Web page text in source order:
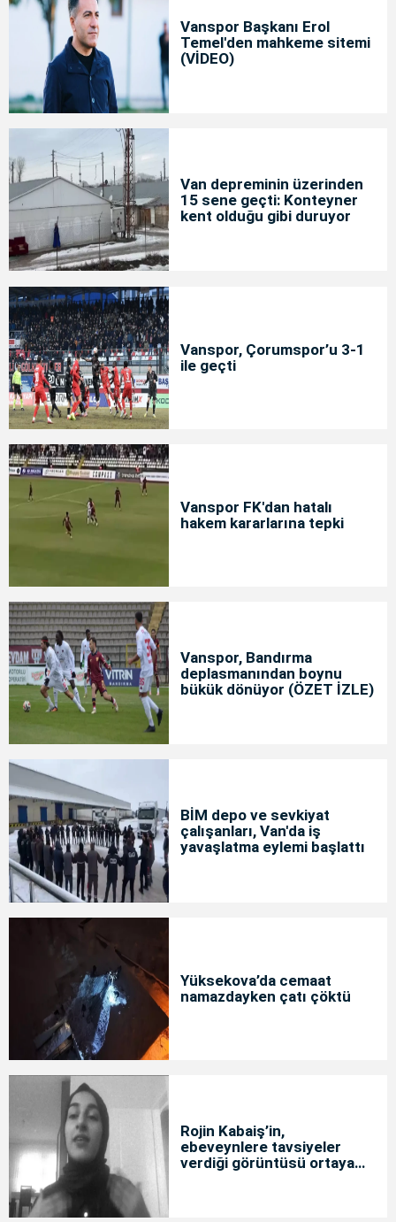
Vanspor Başkanı Erol
Temel'den mahkeme sitemi
(VİDEO)
Van depreminin üzerinden
15 sene geçti: Konteyner
kent olduğu gibi duruyor
Vanspor, Çorumspor’u 3-1
ile geçti
Vanspor FK'dan hatalı
hakem kararlarına tepki
Vanspor, Bandırma
deplasmanından boynu
bükük dönüyor (ÖZET İZLE)
BİM depo ve sevkiyat
çalışanları, Van'da iş
yavaşlatma eylemi başlattı
Yüksekova’da cemaat
namazdayken çatı çöktü
Rojin Kabaiş’in,
ebeveynlere tavsiyeler
verdiği görüntüsü ortaya